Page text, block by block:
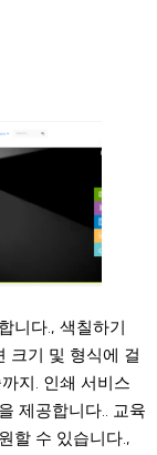
니다., 색칠하기
크기 및 형식에 걸
지. 인쇄 서비스
제공합니다.. 교육
할 수 있습니다.,